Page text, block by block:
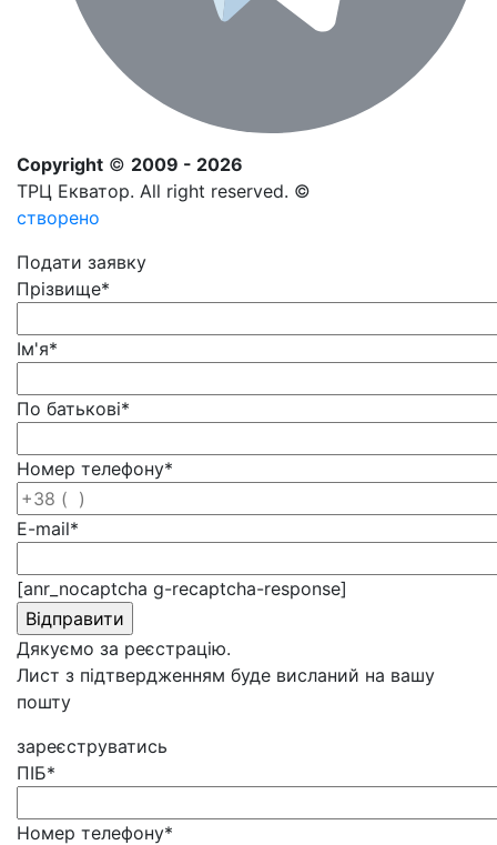
Copyright © 2009 - 2026
ТРЦ Екватор. All right reserved. ©
створено
Подати заявку
Прізвище*
Ім'я*
По батькові*
Номер телефону*
E-mail*
[anr_nocaptcha g-recaptcha-response]
Дякуємо за реєстрацію.
Лист з підтвердженням буде висланий на вашу
пошту
зареєструватись
ПІБ*
Номер телефону*